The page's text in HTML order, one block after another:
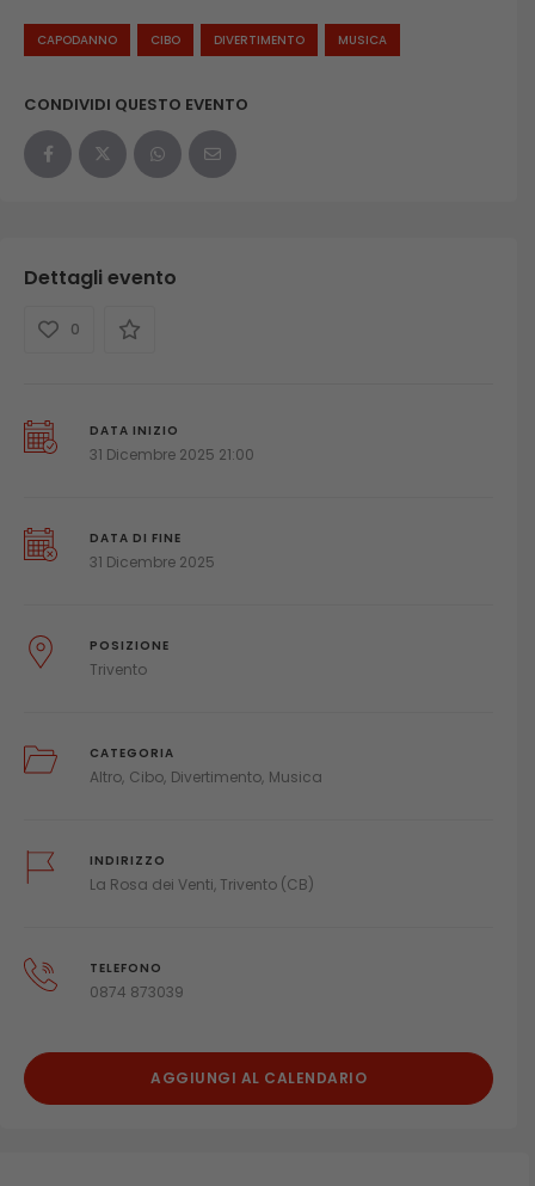
CAPODANNO CIBO DIVERTIMENTO MUSICA
CONDIVIDI QUESTO EVENTO
Dettagli evento
0
DATA INIZIO
31 Dicembre 2025 21:00
DATA DI FINE
31 Dicembre 2025
POSIZIONE
Trivento
CATEGORIA
Altro Cibo Divertimento Musica
INDIRIZZO
La Rosa dei Venti, Trivento (CB)
TELEFONO
0874 873039
AGGIUNGI AL CALENDARIO